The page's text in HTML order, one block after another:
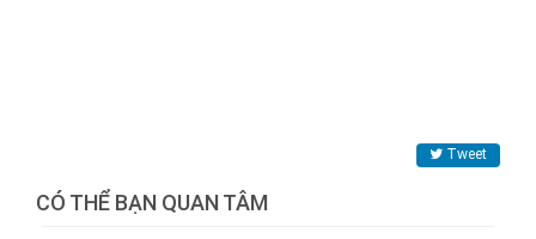
Tweet
CÓ THỂ BẠN QUAN TÂM